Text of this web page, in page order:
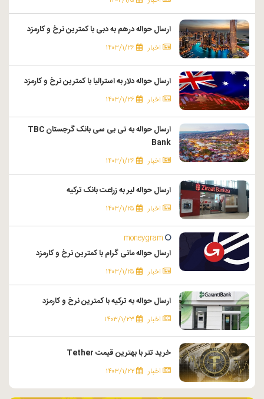
ارسال حواله درهم به دبی با کمترین نرخ و کارمزد
اخبار ۱۴۰۳/۱/۲۶
ارسال حواله دلار به استرالیا با کمترین نرخ و کارمزد
اخبار ۱۴۰۳/۱/۲۶
ارسال حواله به تی بی سی بانک گرجستان TBC
Bank
اخبار ۱۴۰۳/۱/۲۶
ارسال حواله لیر به زراعت بانک ترکیه
اخبار ۱۴۰۳/۱/۲۵
moneygram
ارسال حواله مانی گرام با کمترین نرخ و کارمزد
اخبار ۱۴۰۳/۱/۲۵
ارسال حواله به ترکیه با کمترین نرخ و کارمزد
اخبار ۱۴۰۳/۱/۲۳
خرید تتر با بهترین قیمت Tether
اخبار ۱۴۰۳/۱/۲۲